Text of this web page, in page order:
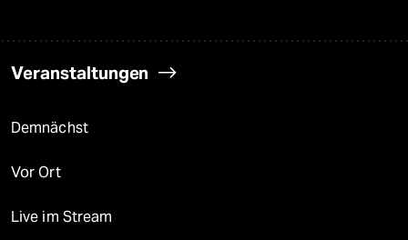
Veranstaltungen
Demnächst
Vor Ort
Live im Stream